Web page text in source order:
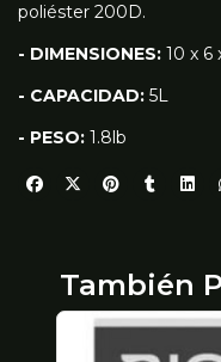
poliéster 200D.
- DIMENSIONES: 10 x 6
- CAPACIDAD: 5L
- PESO: 1.8lb
También